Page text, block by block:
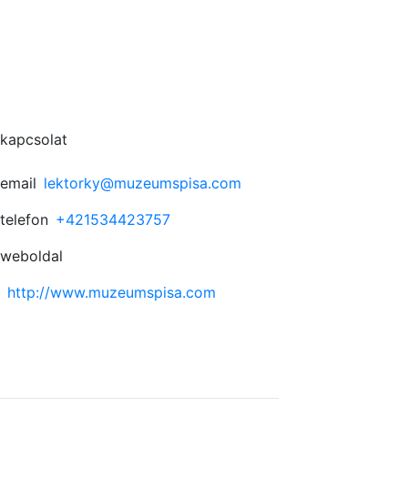
kapcsolat
email lektorky@muzeumspisa.com
telefon +421534423757
weboldal
http://www.muzeumspisa.com